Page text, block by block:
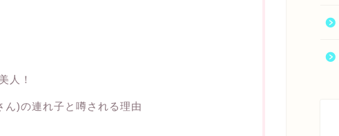
人！
)の連れ子と噂される理由